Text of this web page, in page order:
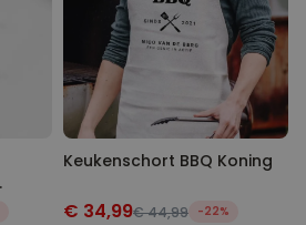
Keukenschort BBQ Koning
€ 34,99€ 44,99 -22%